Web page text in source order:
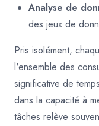
Analyse de
des jeux de
Pris isolément,
l'ensemble des
significative de
dans la capacité à
tâches relève